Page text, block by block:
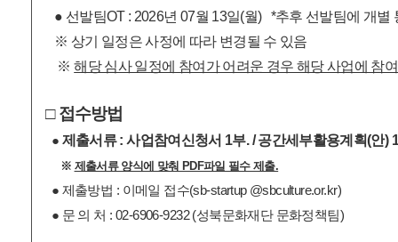
● 선발팀OT : 2026년 07월 13일(월) *추후 선발팀에 개별
※ 상기 일정은 사정에 따라 변경될 수 있음
※해당 심사 일정에 참여가 어려운 경우 해당 사업에 참
□ 접수방법
● 제출서류 : 사업참여신청서 1부. / 공간세부활용계획(안)
※ 제출서류 양식에 맞춰 PDF파일 필수 제출.
● 제출방법 : 이메일 접수(sb-startup @sbculture.or.kr)
● 문 의 처 : 02-6906-9232 (성북문화재단 문화정책팀)